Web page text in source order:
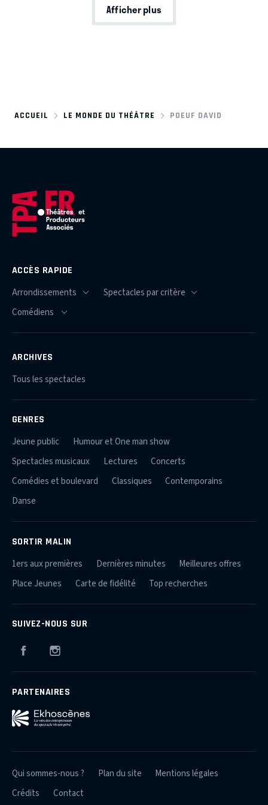
Afficher plus
ACCUEIL LE MONDE DU THÉÂTRE POEUF DAVID
ACCÈS RAPIDE
ARCHIVES
Tous les spectacles
GENRES
Jeune public
Humour et One man show
Spectacles musicaux
Lectures
Concerts
Comédies et boulevard
Classiques
Contemporains
Danse
SORTIR MALIN
1ers aux premières Dernières minutes
Meilleures offres
Place Jeunes
Carte de fidélité Top recherches
SUIVEZ-NOUS SUR
Facebook
PARTENAIRES
Qui sommes-nous ? Plan du site
Mentions légales
Crédits
Contact